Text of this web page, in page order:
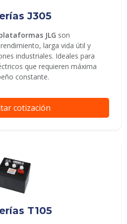
J305
JLG son
larga vida útil y
industriales. Ideales para
que requieren máxima
constante.
cotización
T105